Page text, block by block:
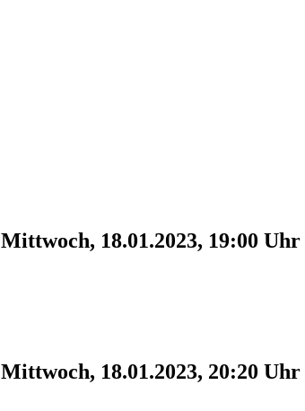
Mittwoch, 18.01.2023, 19:00 Uhr
Mittwoch, 18.01.2023, 20:20 Uhr